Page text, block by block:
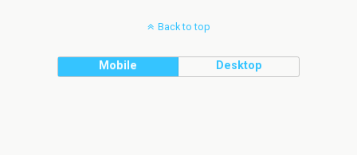
Back to top
Mobile Desktop